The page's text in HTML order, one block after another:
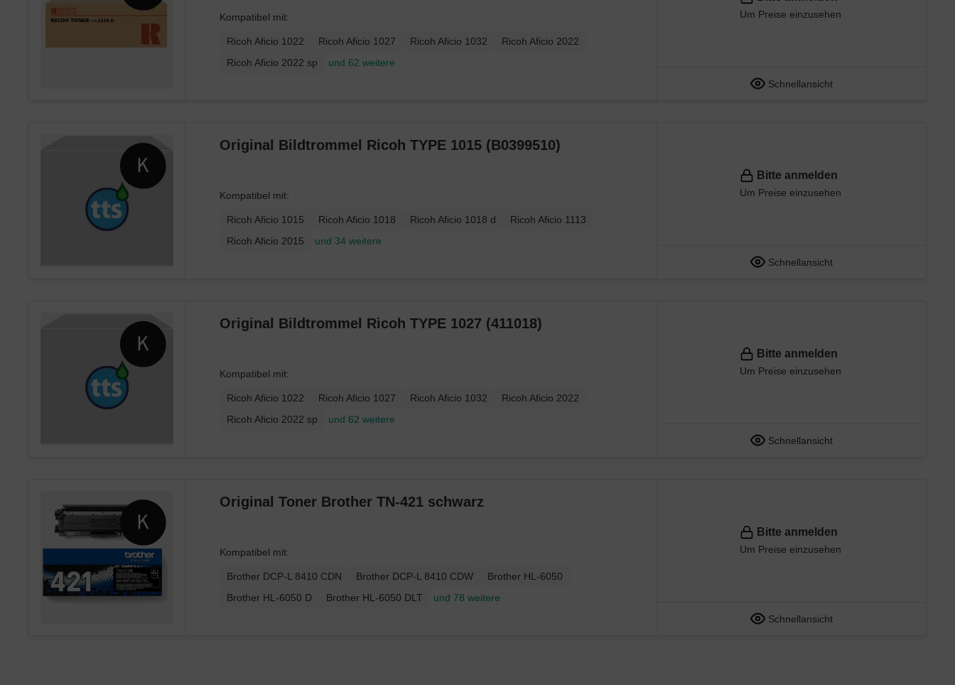
Kompatibel mit:
Ricoh Aficio 1022 Ricoh Aficio 1027 Ricoh Aficio 1032
Ricoh Aficio 2022
Ricoh Aficio 2022 sp
und 62 weitere
Um Preise einzusehen
Schnellansicht
Original Bildtrommel Ricoh TYPE 1015 (B0399510)
Kompatibel mit:
Ricoh Aficio 1015 Ricoh Aficio 1018 Ricoh Aficio 1018 d
Ricoh Aficio 1113
Ricoh Aficio 2015
und 34 weitere
Bitte anmelden
Um Preise einzusehen
Schnellansicht
Original Bildtrommel Ricoh TYPE 1027 (411018)
Kompatibel mit:
Ricoh Aficio 1022 Ricoh Aficio 1027 Ricoh Aficio 1032
Ricoh Aficio 2022
Ricoh Aficio 2022 sp
und 62 weitere
Bitte anmelden
Um Preise einzusehen
Schnellansicht
Original Toner Brother TN-421 schwarz
Kompatibel mit:
Brother DCP-L 8410 CDN Brother DCP-L 8410 CDW
Brother HL-6050
Brother HL-6050 D
Brother HL-6050 DLT und 78 weitere
Bitte anmelden
Um Preise einzusehen
Schnellansicht